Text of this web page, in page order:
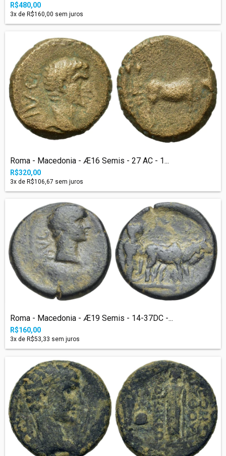
R$480,00
3x de R$160,00 sem juros
Roma - Macedonia - Æ16 Semis - 27 AC - 1...
R$320,00
3x de R$106,67 sem juros
Roma - Macedonia - Æ19 Semis - 14-37DC -...
R$160,00
3x de R$53,33 sem juros